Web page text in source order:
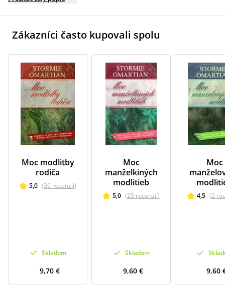
Zákazníci často kupovali spolu
Moc modlitby
rodiča
5,0 (36 recenzií)
Skladom
9,70 €
Moc
manželkiných
modlitieb
5,0 (25 recenzií)
Skladom
9,60 €
Moc
4,5 (2
9,60